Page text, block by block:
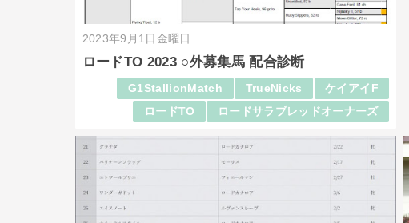
2023年9月1日金曜日
ロードTO 2023 ○外募集馬 配合診断
G1StallionMatch TrueNicks
ケイアイF
ロードTO
ロードサラブレッドオーナーズ